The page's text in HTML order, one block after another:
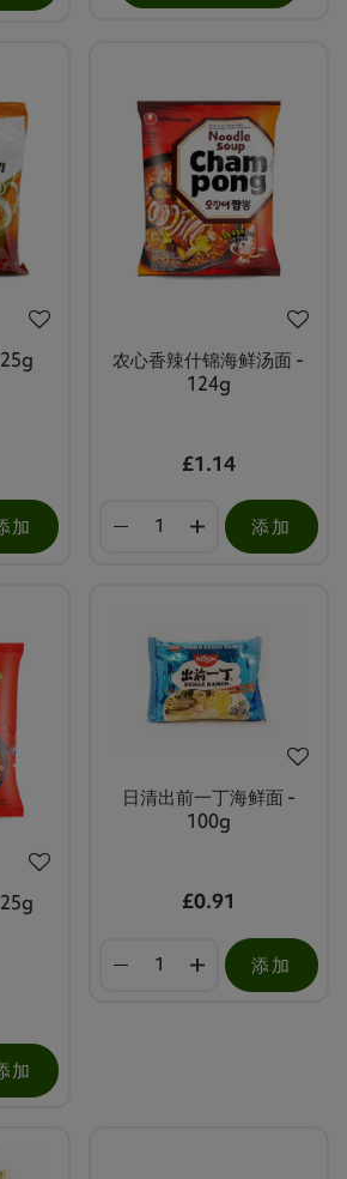
加
农心香辣什锦海鲜汤面 -
124g
£1.14
添加
加
日清出前一丁海鲜面 -
100g
£0.91
添加